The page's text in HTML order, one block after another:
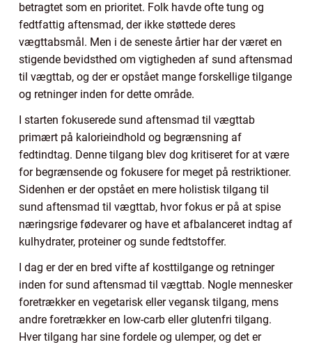
betragtet som en prioritet. Folk havde ofte tung og
fedtfattig aftensmad, der ikke støttede deres
vægttabsmål. Men i de seneste årtier har der været en
stigende bevidsthed om vigtigheden af sund aftensmad
til vægttab, og der er opstået mange forskellige tilgange
og retninger inden for dette område.
I starten fokuserede sund aftensmad til vægttab
primært på kalorieindhold og begrænsning af
fedtindtag. Denne tilgang blev dog kritiseret for at være
for begrænsende og fokusere for meget på restriktioner.
Sidenhen er der opstået en mere holistisk tilgang til
sund aftensmad til vægttab, hvor fokus er på at spise
næringsrige fødevarer og have et afbalanceret indtag af
kulhydrater, proteiner og sunde fedtstoffer.
I dag er der en bred vifte af kosttilgange og retninger
inden for sund aftensmad til vægttab. Nogle mennesker
foretrækker en vegetarisk eller vegansk tilgang, mens
andre foretrækker en low-carb eller glutenfri tilgang.
Hver tilgang har sine fordele og ulemper, og det er